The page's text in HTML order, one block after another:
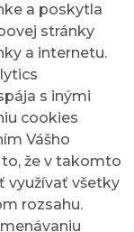
a poskytla
stránky
a internetu.
s inými
cookies
Vášho
že v takomto
využívať všetky
rozsahu.